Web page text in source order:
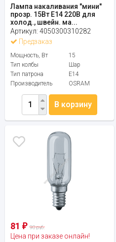
Лампа накаливания "мини"
прозр. 15Вт Е14 220В для
холод., швейн. ма...
Артикул: 4050300310282
Предзаказ
Мощность, Вт
15
Тип колбы
Шар
Тип патрона
E14
Производитель
OSRAM
В корзину
81 ₽ 90 руб.
Цена при заказе онлайн!